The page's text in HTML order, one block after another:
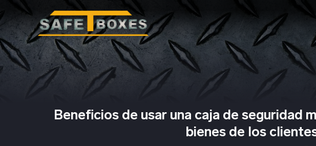
Beneficios de usar una caja de seguridad
bienes de los